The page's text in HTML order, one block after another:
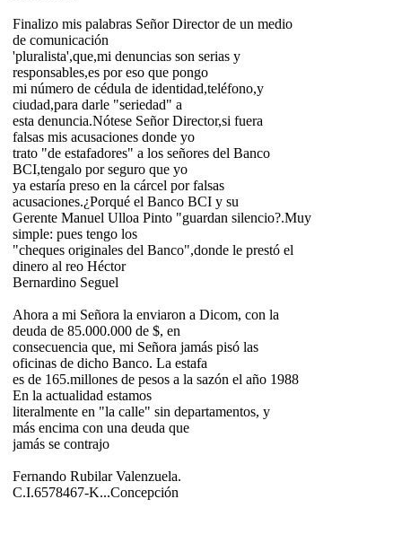
Finalizo mis palabras Señor Director de un medio
de comunicación
'pluralista',que,mi denuncias son serias y
responsables,es por eso que pongo
mi número de cédula de identidad,teléfono,y
ciudad,para darle "seriedad" a
esta denuncia.Nótese Señor Director,si fuera
falsas mis acusaciones donde yo
trato "de estafadores" a los señores del Banco
BCI,tengalo por seguro que yo
ya estaría preso en la cárcel por falsas
acusaciones.¿Porqué el Banco BCI y su
Gerente Manuel Ulloa Pinto "guardan silencio?.Muy
simple: pues tengo los
"cheques originales del Banco",donde le prestó el
dinero al reo Héctor
Bernardino Seguel
Ahora a mi Señora la enviaron a Dicom, con la
deuda de 85.000.000 de $, en
consecuencia que, mi Señora jamás pisó las
oficinas de dicho Banco. La estafa
es de 165.millones de pesos a la sazón el año 1988
En la actualidad estamos
literalmente en "la calle" sin departamentos, y
más encima con una deuda que
jamás se contrajo
Fernando Rubilar Valenzuela.
C.I.6578467-K...Concepción